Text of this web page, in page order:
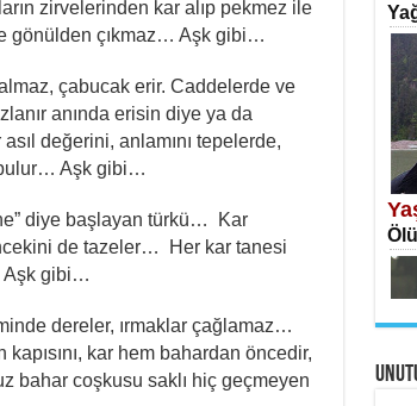
zirvelerinden kar alıp pekmez ile
gönülden çıkmaz… Aşk gibi…
çabucak erir. Caddelerde ve
anında erisin diye ya da
değerini, anlamını tepelerde,
Aşk gibi…
diye başlayan türkü… Kar
de tazeler… Her kar tanesi
Aşk gibi…
dereler, ırmaklar çağlamaz…
kapısını, kar hem bahardan öncedir,
bahar coşkusu saklı hiç geçmeyen